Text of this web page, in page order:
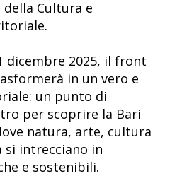
Cultura e
dicembre 2025, il front
in un vero e
un punto di
per scoprire la Bari
natura, arte, cultura
si intrecciano in
e sostenibili.